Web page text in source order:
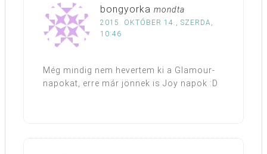
bongyorka mondta
2015. OKTÓBER 14., SZERDA,
10:46
Még mindig nem hevertem ki a Glamour-
napokat, erre már jönnek is Joy napok :D